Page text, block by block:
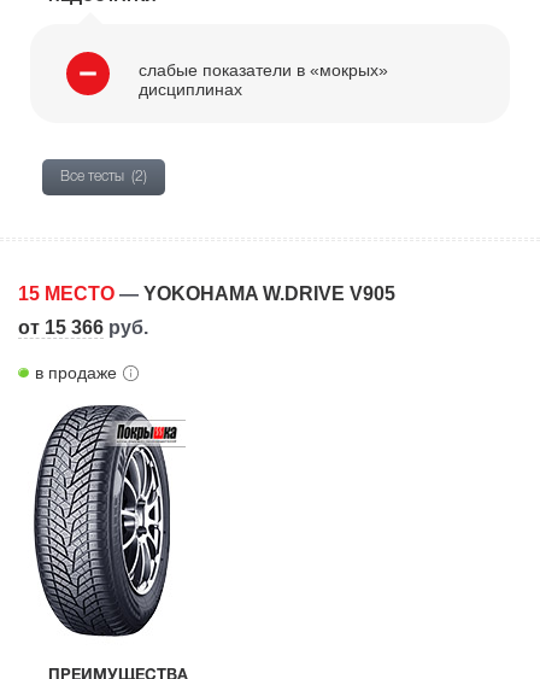
слабые показатели в «мокрых»
дисциплинах
Все тесты (2)
15 МЕСТО — YOKOHAMA W.DRIVE V905
от 15 366 руб.
в продаже
ПРЕИМУЩЕСТВА